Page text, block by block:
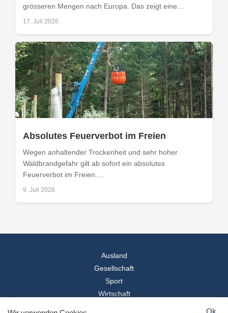
grösseren Mengen nach Europa. Das zeigt eine...
17. Juli 2026
Absolutes Feuerverbot im Freien
Wegen anhaltender Trockenheit und sehr hoher
Waldbrandgefahr gilt ab sofort ein absolutes
Feuerverbot im Freien....
9. Juli 2026
Ausland
Gesellschaft
Sport
Wirtschaft
Ok